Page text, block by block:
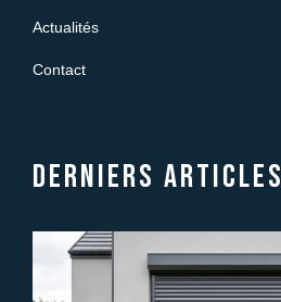
Actualités
Contact
Derniers articles